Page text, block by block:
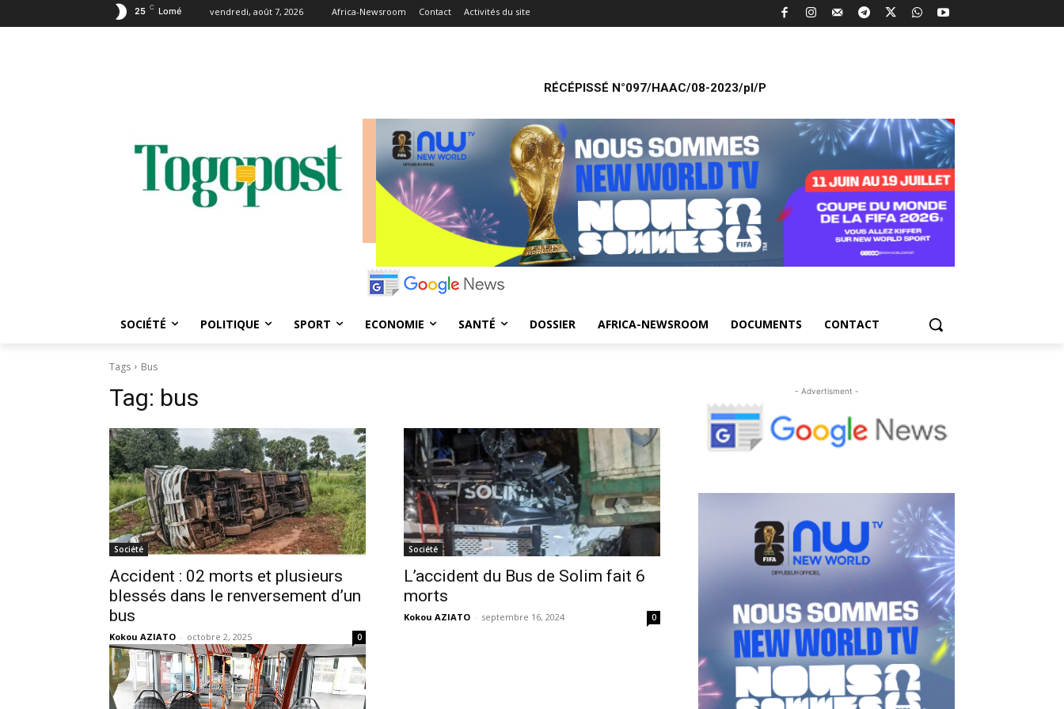
25 C Lomé vendredi, août 7, 2026 Africa-Newsroom Contact Activités du site
RÉCÉPISSÉ N°097/HAAC/08-2023/pl/P
SOCIÉTÉ POLITIQUE SPORT ECONOMIE SANTÉ DOSSIER AFRICA-NEWSROOM DOCUMENTS CONTACT
Tags Bus
Tag: bus
Société
Accident : 02 morts et plusieurs
blessés dans le renversement d’un
bus
Kokou AZIATO - octobre 2, 2025 0
Société
L’accident du Bus de Solim fait 6
morts
Kokou AZIATO - septembre 16, 2024 0
- Advertisment -